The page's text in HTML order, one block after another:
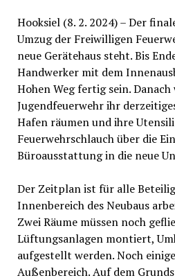
Hooksiel (8. 2. 2024) – Der
Umzug der Freiwilligen
neue Gerätehaus steht. Bis
Handwerker mit dem
Hohen Weg fertig sein.
Jugendfeuerwehr ihr
Hafen räumen und ihre
Feuerwehrschlauch über die
Büroausstattung in die neue
Der Zeitplan ist für alle
Innenbereich des Neubaus
Zwei Räume müssen noch
Lüftungsanlagen montiert,
aufgestellt werden. Noch
Außenbereich. Auf dem